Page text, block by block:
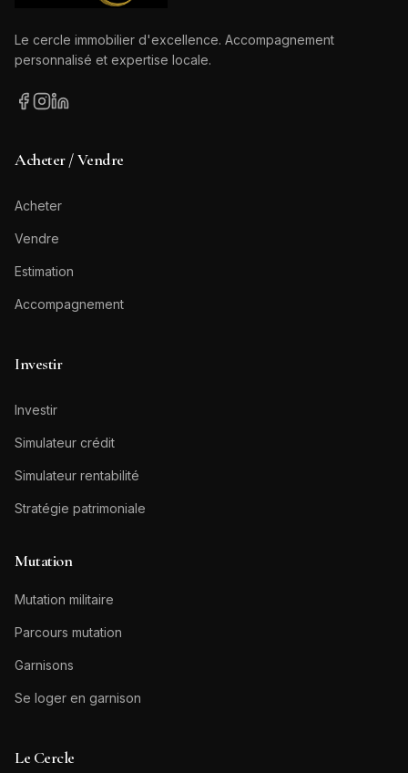
Le cercle immobilier d'excellence. Accompagnement
personnalisé et expertise locale.
Acheter / Vendre
Acheter
Vendre
Estimation
Accompagnement
Investir
Investir
Simulateur crédit
Simulateur rentabilité
Stratégie patrimoniale
Mutation
Mutation militaire
Parcours mutation
Garnisons
Se loger en garnison
Le Cercle